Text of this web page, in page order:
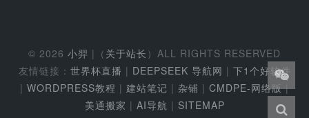
© 2026 小羿 |（ 关于站长 ）ALL RIGHTS RESERVED
友情链接： 世界杯直播 | DEEPSEEK 导航网 | 下1个好软件
| WORDPRESS教程 | 建站笔记 | 杂铺 | CMDPE-网络版|
美通搬家 | AI导航 | SITEMAP